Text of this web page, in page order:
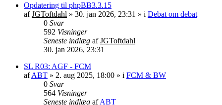
Opdatering til phpBB3.3.15
afJGToftdahl » 30. jan 2026, 23:31 » i Debat om debat
0 Svar
592 Visninger
Seneste indlæg afJGToftdahl
30. jan 2026, 23:31
SL R03: AGF - FCM
afABT » 2. aug 2025, 18:00 » i FCM & BW
0 Svar
564 Visninger
Seneste indlæg afABT